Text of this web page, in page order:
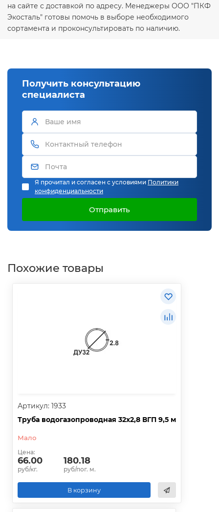
на сайте с доставкой по адресу. Менеджеры ООО "ПКФ
Экосталь" готовы помочь в выборе необходимого
сортамента и проконсультировать по наличию.
Получить консультацию
специалиста
Я прочитал и согласен с условиями Политики
конфиденциальности
Отправить
Похожие товары
Артикул: 1933
Труба водогазопроводная 32х2,8 ВГП 9,5 м
Мало
Цена:
66.00
руб/кг.
180.18
руб/пог. м.
В корзину